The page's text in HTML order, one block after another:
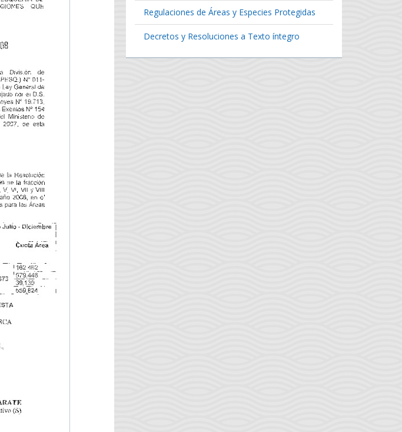
Regulaciones de Áreas y Especies Protegidas
Decretos y Resoluciones a Texto íntegro